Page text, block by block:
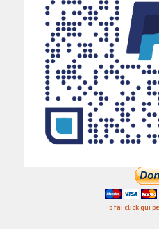
o fai click qui